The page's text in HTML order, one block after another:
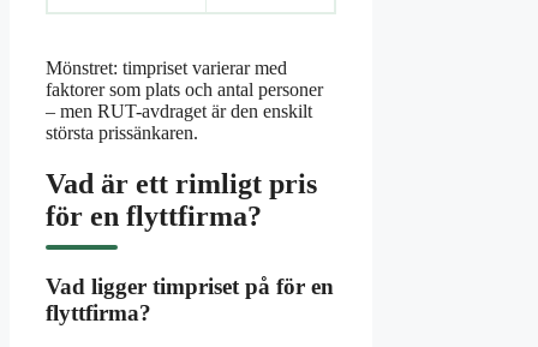
Mönstret: timpriset varierar med
faktorer som plats och antal personer
– men RUT-avdraget är den enskilt
största prissänkaren.
Vad är ett rimligt pris
för en flyttfirma?
Vad ligger timpriset på för en
flyttfirma?